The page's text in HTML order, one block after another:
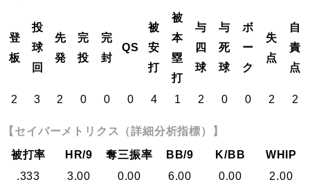
登
板
投
球
回
先
発
完
投
完
封
QS
被
安
打
被
本
塁
打
与
四
球
与
死
球
ボ
ー
ク
失
点
自
責
点
2 3 2 0 0 0 4 1 2 0 0 2 2
【セイバーメトリクス（詳細分析指標）】
被打率
HR/9 奪三振率 BB/9 K/BB
WHIP
.333
3.00 0.00 6.00 0.00 2.00